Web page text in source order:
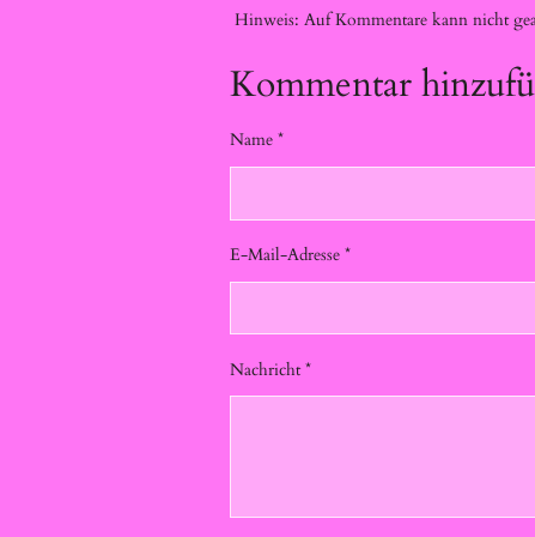
Hinweis: Auf Kommentare kann nicht
Kommentar
Name *
E-Mail-Adresse *
Nachricht *